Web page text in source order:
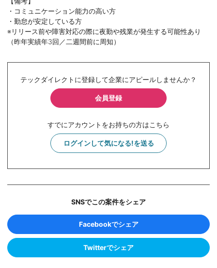
・コミュニケーション能力の高い方
・勤怠が安定している方
※リリース前や障害対応の際に夜勤や残業が発生する可能性あり
（昨年実績年3回／二週間前に周知）
テックダイレクトに登録して企業にアピールしませんか？
会員登録
すでにアカウントをお持ちの方はこちら
ログインして気になる!を送る
SNSでこの案件をシェア
Facebookでシェア
Twitterでシェア